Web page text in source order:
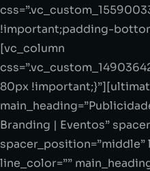
!important;padding-
[vc_column
80px
Branding | Eventos”
spacer_position=”middle”
line_color=””